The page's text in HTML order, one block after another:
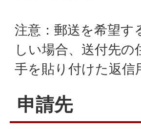
注意：郵送を希望す
しい場合、送付先
手を貼り付けた返信
申請先